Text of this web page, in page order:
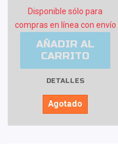
Disponible sólo para
compras en línea con envío
AÑADIR AL
CARRITO
DETALLES
Agotado